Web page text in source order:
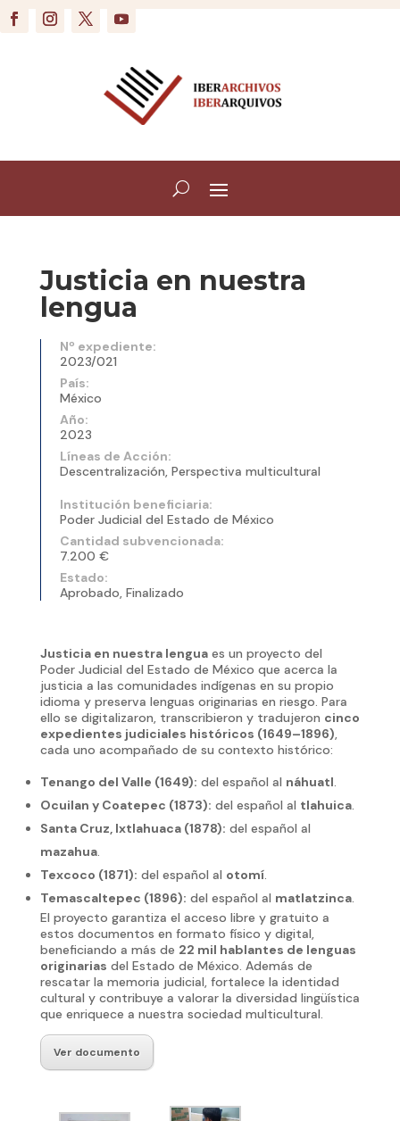
Justicia en nuestra
lengua
Nº expediente:
2023/021
País:
México
Año:
2023
Líneas de Acción:
Descentralización, Perspectiva multicultural
Institución beneficiaria:
Poder Judicial del Estado de México
Cantidad subvencionada:
7.200 €
Estado:
Aprobado, Finalizado
Justicia en nuestra lenguaes un proyecto del
Poder Judicial del Estado de México que acerca la
justicia a las comunidades indígenas en su propio
idioma y preserva lenguas originarias en riesgo. Para
ello se digitalizaron, transcribieron y tradujeron cinco
expedientes judiciales históricos (1649–1896),
cada uno acompañado de su contexto histórico:
Tenango del Valle (1649): del español al náhuatl.
Ocuilan y Coatepec (1873): del español al tlahuica.
Santa Cruz, Ixtlahuaca (1878): del español al
mazahua.
Texcoco (1871): del español al otomí.
Temascaltepec (1896): del español al matlatzinca.
El proyecto garantiza el acceso libre y gratuito a
estos documentos en formato físico y digital,
beneficiando a más de 22 mil hablantes de lenguas
originarias del Estado de México. Además de
rescatar la memoria judicial, fortalece la identidad
cultural y contribuye a valorar la diversidad lingüística
que enriquece a nuestra sociedad multicultural.
Ver documento